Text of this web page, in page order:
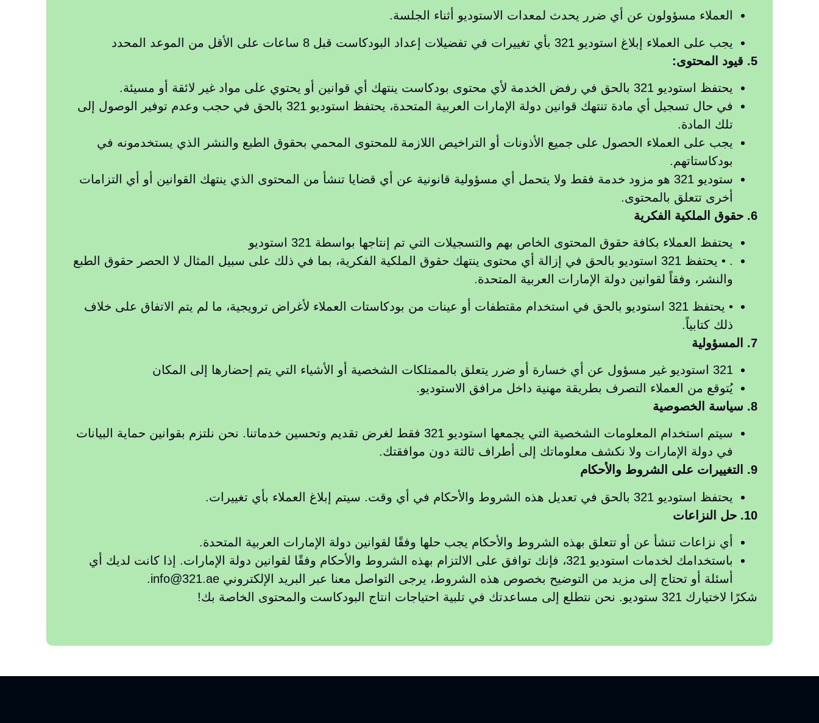
العملاء مسؤولون عن أي ضرر يحدث لمعدات الاستوديو أثناء الجلسة.
يجب على العملاء إبلاغ استوديو 321 بأي تغييرات في تفضيلات إعداد البودكاست قبل 8 ساعات على الأقل من الموعد المحدد
5. قيود المحتوى:
يحتفظ استوديو 321 بالحق في رفض الخدمة لأي محتوى بودكاست ينتهك أي قوانين أو يحتوي على مواد غير لائقة أو مسيئة.
في حال تسجيل أي مادة تنتهك قوانين دولة الإمارات العربية المتحدة، يحتفظ استوديو 321 بالحق في حجب وعدم توفير الوصول إلى
تلك المادة.
يجب على العملاء الحصول على جميع الأذونات أو التراخيص اللازمة للمحتوى المحمي بحقوق الطبع والنشر الذي يستخدمونه في
بودكاستاتهم.
ستوديو 321 هو مزود خدمة فقط ولا يتحمل أي مسؤولية قانونية عن أي قضايا تنشأ من المحتوى الذي ينتهك القوانين أو أي التزامات
أخرى تتعلق بالمحتوى.
6. حقوق الملكية الفكرية
يحتفظ العملاء بكافة حقوق المحتوى الخاص بهم والتسجيلات التي تم إنتاجها بواسطة 321 استوديو
. • يحتفظ 321 استوديو بالحق في إزالة أي محتوى ينتهك حقوق الملكية الفكرية، بما في ذلك على سبيل المثال لا الحصر حقوق الطبع
والنشر، وفقاً لقوانين دولة الإمارات العربية المتحدة.
• يحتفظ 321 استوديو بالحق في استخدام مقتطفات أو عينات من بودكاستات العملاء لأغراض ترويجية، ما لم يتم الاتفاق على خلاف
ذلك كتابياً.
7. المسؤولية
321 استوديو غير مسؤول عن أي خسارة أو ضرر يتعلق بالممتلكات الشخصية أو الأشياء التي يتم إحضارها إلى المكان
يُتوقع من العملاء التصرف بطريقة مهنية داخل مرافق الاستوديو.
8. سياسة الخصوصية
سيتم استخدام المعلومات الشخصية التي يجمعها استوديو 321 فقط لغرض تقديم وتحسين خدماتنا. نحن نلتزم بقوانين حماية البيانات
في دولة الإمارات ولا نكشف معلوماتك إلى أطراف ثالثة دون موافقتك.
9. التغييرات على الشروط والأحكام
يحتفظ استوديو 321 بالحق في تعديل هذه الشروط والأحكام في أي وقت. سيتم إبلاغ العملاء بأي تغييرات.
10. حل النزاعات
أي نزاعات تنشأ عن أو تتعلق بهذه الشروط والأحكام يجب حلها وفقًا لقوانين دولة الإمارات العربية المتحدة.
باستخدامك لخدمات استوديو 321، فإنك توافق على الالتزام بهذه الشروط والأحكام وفقًا لقوانين دولة الإمارات. إذا كانت لديك أي
أسئلة أو تحتاج إلى مزيد من التوضيح بخصوص هذه الشروط، يرجى التواصل معنا عبر البريد الإلكتروني info@321.ae.
شكرًا لاختيارك 321 ستوديو. نحن نتطلع إلى مساعدتك في تلبية احتياجات انتاج البودكاست والمحتوى الخاصة بك!